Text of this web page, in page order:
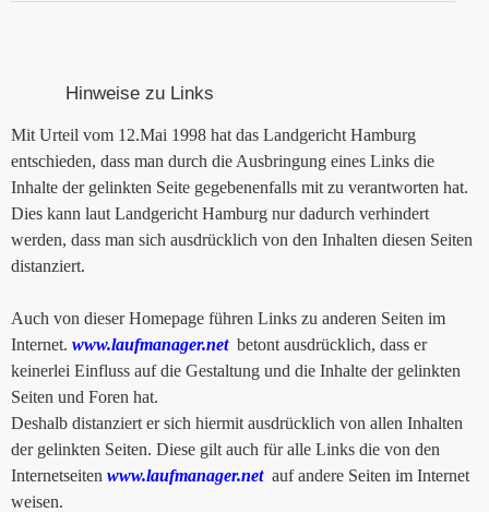
Hinweise zu Links
Mit Urteil vom 12.Mai 1998 hat das Landgericht Hamburg
entschieden, dass man durch die Ausbringung eines Links die
Inhalte der gelinkten Seite gegebenenfalls mit zu verantworten hat.
Dies kann laut Landgericht Hamburg nur dadurch verhindert
werden, dass man sich ausdrücklich von den Inhalten diesen Seiten
distanziert.
Auch von dieser Homepage führen Links zu anderen Seiten im
Internet. www.laufmanager.netbetont ausdrücklich, dass er
keinerlei Einfluss auf die Gestaltung und die Inhalte der gelinkten
Seiten und Foren hat.
Deshalb distanziert er sich hiermit ausdrücklich von allen Inhalten
der gelinkten Seiten. Diese gilt auch für alle Links die von den
Internetseiten www.laufmanager.net auf andere Seiten im Internet
weisen.